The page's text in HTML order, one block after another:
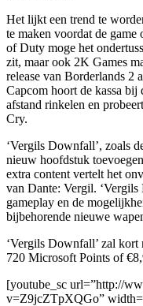
Het lijkt een trend te
te maken voordat de
of Duty moge het
zit, maar ook 2K Games
release van Borderlands 2
Capcom hoort de kassa
afstand rinkelen en
Cry.
‘Vergils Downfall’, zoals
nieuw hoofdstuk
extra content vertelt het
van Dante: Vergil. ‘Vergils
gameplay en de
bijbehorende nieuwe
‘Vergils Downfall’ zal
720 Microsoft Points of
[youtube_sc url=”http://
v=Z9jcZTpXQGo”